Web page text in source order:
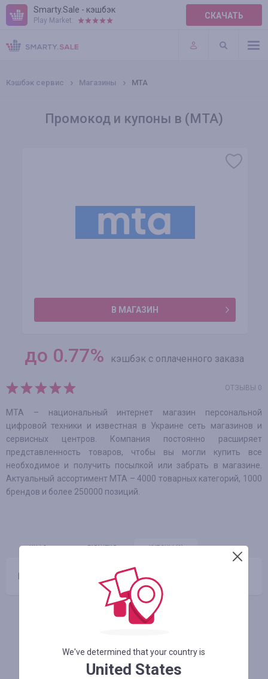
Smarty.Sale - кэшбэк
Play Market: СКАЧАТЬ
ПРАВИЛА
ПЛАГИНЫ
Кэшбэк сервис Магазины МТА
Промокод и купоны в (МТА)
В МАГАЗИН
до 0.77% кэшбэк с оплаченного заказа
ОТЗЫВЫ 0
МТА – национальный интернет магазин персональной
цифровой техники и известная в Украине сеть магазинов и
сервисных центров. Компания постоянно расширяет
представленность товаров, чтобы вы могли купить все
необходимое и получить посылкой или забрать в магазине.
Актуальный ассортимент МТА – 4000 товарных категорий, 1000
брендов и более 250000 позиций.
ИНФО ГАРАНТИЯ КУПОНЫ(0)
Промокоды отсутствуют
Похожие магазины
We've determined that your country is
United States